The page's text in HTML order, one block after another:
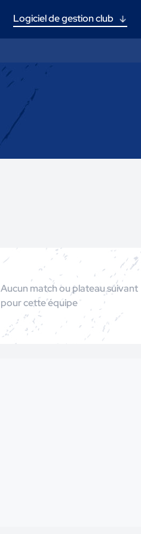
Logiciel de gestion club
Aucun match ou plateau suivant
pour cette équipe